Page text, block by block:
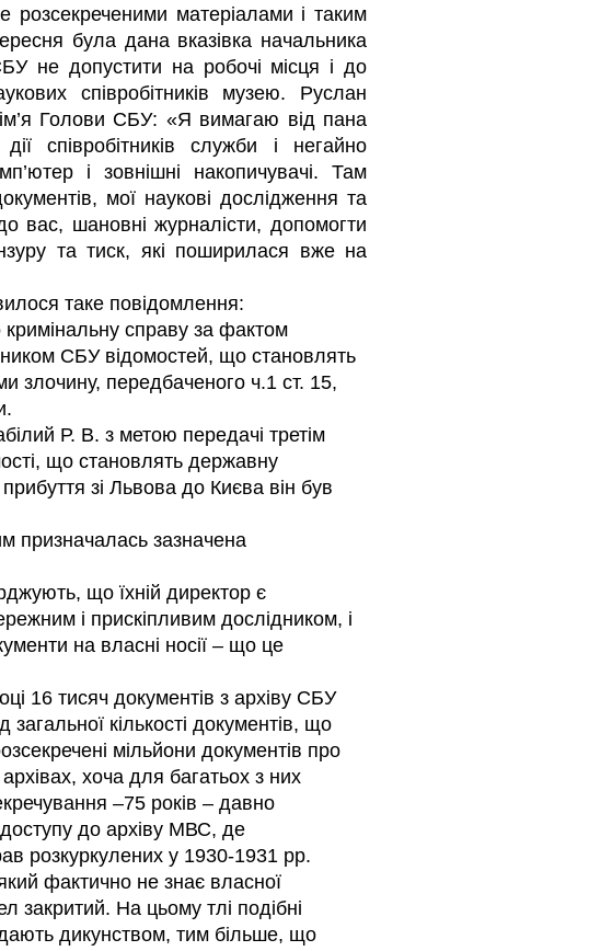
розсекреченими матеріалами і таким
була дана вказівка начальника
не допустити на робочі місця і до
співробітників музею. Руслан
Голови СБУ: «Я вимагаю від пана
співробітників служби і негайно
і зовнішні накопичувачі. Там
мої наукові дослідження та
вас, шановні журналісти, допомогти
та тиск, які поширилася вже на
таке повідомлення:
справу за фактом
СБУ відомостей, що становлять
злочину, передбаченого ч.1 ст. 15,
Р. В. з метою передачі третім
що становлять державну
зі Львова до Києва він був
призначалась зазначена
що їхній директор є
і прискіпливим дослідником, і
на власні носії – що це
16 тисяч документів з архіву СБУ
кількості документів, що
мільйони документів про
хоча для багатьох з них
–75 років – давно
до архіву МВС, де
розкуркулених у 1930-1931 рр.
фактично не знає власної
закритий. На цьому тлі подібні
дикунством, тим більше, що